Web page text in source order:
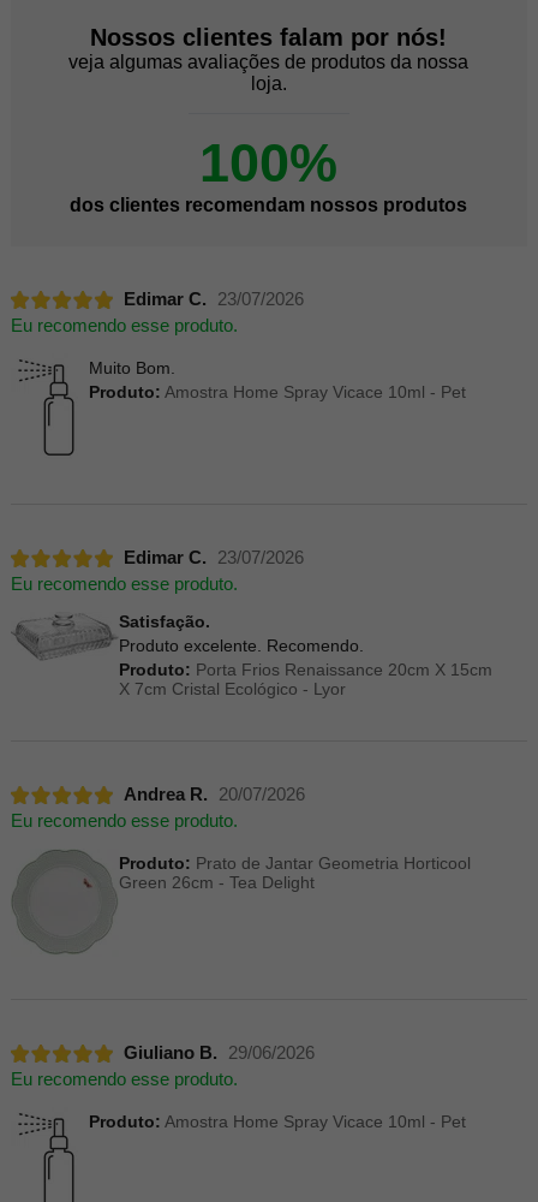
Nossos clientes falam por nós!
veja algumas avaliações de produtos da nossa
loja.
100%
dos clientes recomendam nossos produtos
Edimar C.
23/07/2026
Eu recomendo esse produto.
Muito Bom.
Produto: Amostra Home Spray Vicace 10ml - Pet
Edimar C.
23/07/2026
Eu recomendo esse produto.
Satisfação.
Produto excelente. Recomendo.
Produto: Porta Frios Renaissance 20cm X 15cm
X 7cm Cristal Ecológico - Lyor
Andrea R.
20/07/2026
Eu recomendo esse produto.
Produto: Prato de Jantar Geometria Horticool
Green 26cm - Tea Delight
Giuliano B.
29/06/2026
Eu recomendo esse produto.
Produto: Amostra Home Spray Vicace 10ml - Pet